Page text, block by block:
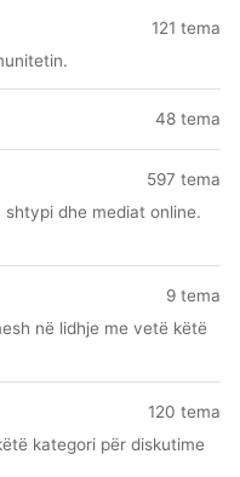
121 tema
48 tema
597 tema
dhe mediat online.
9 tema
në lidhje me vetë këtë
120 tema
kategori për diskutime